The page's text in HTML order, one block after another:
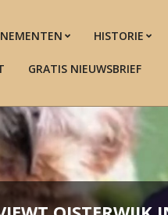
HISTORIE
GRATIS NIEUWSBRIEF